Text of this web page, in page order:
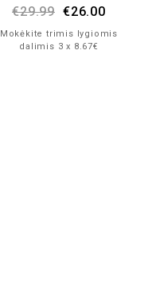
€29.99 €26.00
Mokėkite trimis lygiomis
dalimis 3 x 8.67€